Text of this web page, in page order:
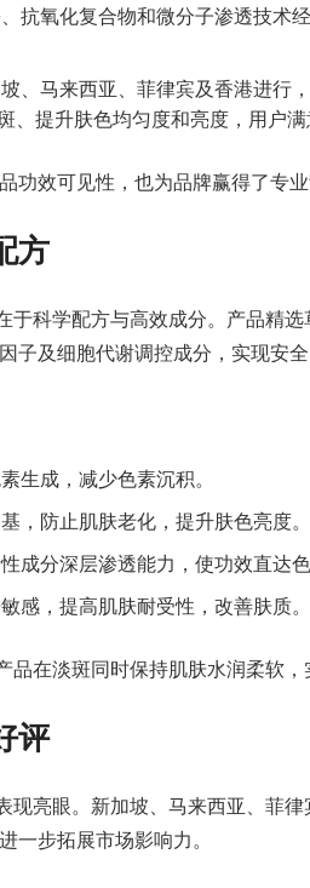
、抗氧化复合物和微分子渗透技术
坡、马来西亚、菲律宾及香港进行
、提升肤色均匀度和亮度，用户满
功效可见性，也为品牌赢得了专业
方
于科学配方与高效成分。产品精
子及细胞代谢调控成分，实现安全
生成，减少色素沉积。
，防止肌肤老化，提升肤色亮度。
性成分深层渗透能力，使功效直达色
感，提高肌肤耐受性，改善肤质。
品在淡斑同时保持肌肤水润柔软，
评
现亮眼。新加坡、马来西亚、菲
一步拓展市场影响力。